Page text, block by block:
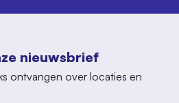
nieuwsbrief
ontvangen over locaties en